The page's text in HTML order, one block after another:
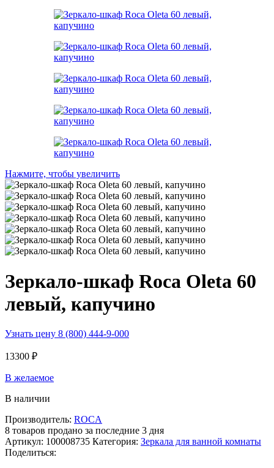
Нажмите, чтобы увеличить
Зеркало-шкаф Roca Oleta 60
левый, капучино
Узнать цену 8 (800) 444-9-000
13300 ₽
В желаемое
В наличии
Производитель: ROCA
8 товаров продано за последние 3 дня
Артикул: 100008735 Категория: Зеркала для ванной комнаты
Поделиться: